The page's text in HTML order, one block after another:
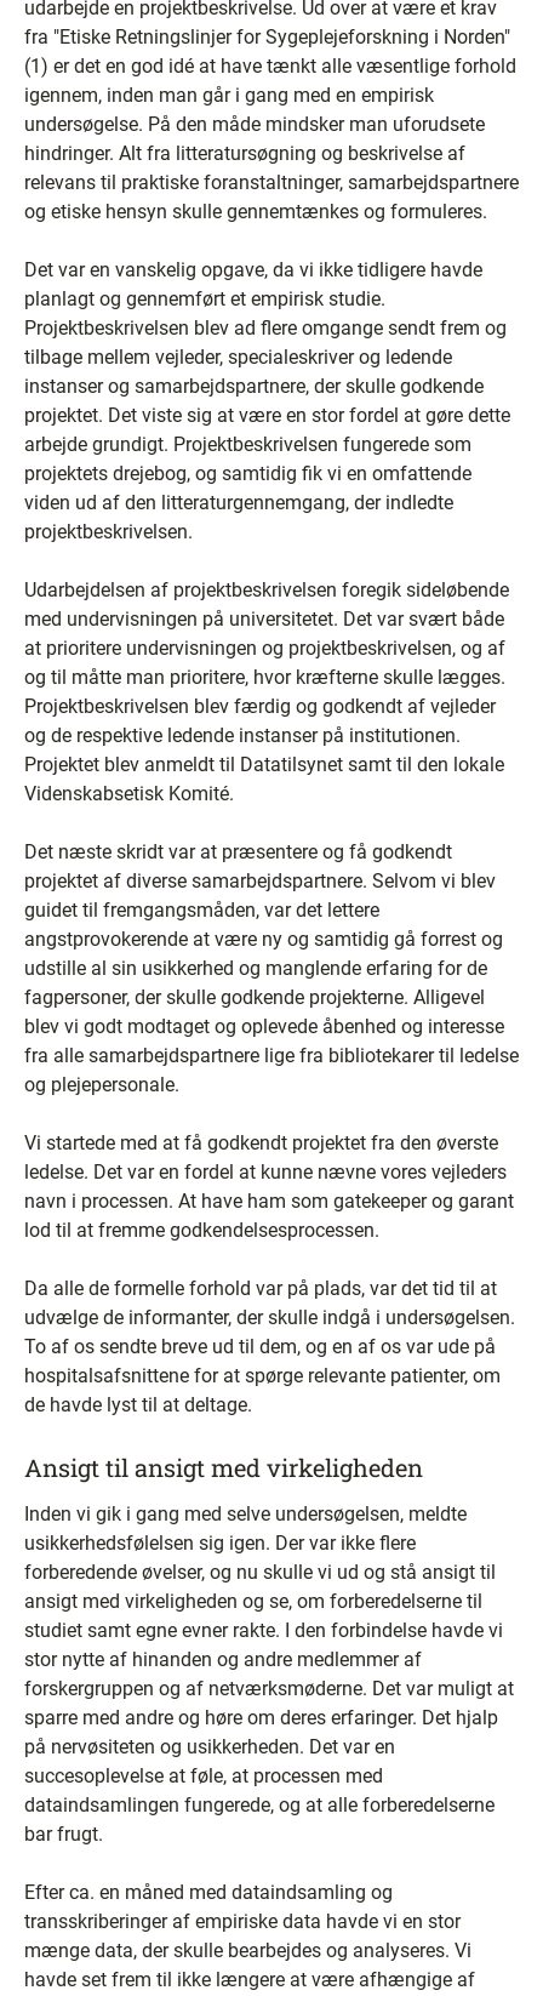
udarbejde en projektbeskrivelse. Ud over at være et krav
fra "Etiske Retningslinjer for Sygeplejeforskning i Norden"
(1) er det en god idé at have tænkt alle væsentlige forhold
igennem, inden man går i gang med en empirisk
undersøgelse. På den måde mindsker man uforudsete
hindringer. Alt fra litteratursøgning og beskrivelse af
relevans til praktiske foranstaltninger, samarbejdspartnere
og etiske hensyn skulle gennemtænkes og formuleres.
Det var en vanskelig opgave, da vi ikke tidligere havde
planlagt og gennemført et empirisk studie.
Projektbeskrivelsen blev ad flere omgange sendt frem og
tilbage mellem vejleder, specialeskriver og ledende
instanser og samarbejdspartnere, der skulle godkende
projektet. Det viste sig at være en stor fordel at gøre dette
arbejde grundigt. Projektbeskrivelsen fungerede som
projektets drejebog, og samtidig fik vi en omfattende
viden ud af den litteraturgennemgang, der indledte
projektbeskrivelsen.
Udarbejdelsen af projektbeskrivelsen foregik sideløbende
med undervisningen på universitetet. Det var svært både
at prioritere undervisningen og projektbeskrivelsen, og af
og til måtte man prioritere, hvor kræfterne skulle lægges.
Projektbeskrivelsen blev færdig og godkendt af vejleder
og de respektive ledende instanser på institutionen.
Projektet blev anmeldt til Datatilsynet samt til den lokale
Videnskabsetisk Komité.
Det næste skridt var at præsentere og få godkendt
projektet af diverse samarbejdspartnere. Selvom vi blev
guidet til fremgangsmåden, var det lettere
angstprovokerende at være ny og samtidig gå forrest og
udstille al sin usikkerhed og manglende erfaring for de
fagpersoner, der skulle godkende projekterne. Alligevel
blev vi godt modtaget og oplevede åbenhed og interesse
fra alle samarbejdspartnere lige fra bibliotekarer til ledelse
og plejepersonale.
Vi startede med at få godkendt projektet fra den øverste
ledelse. Det var en fordel at kunne nævne vores vejleders
navn i processen. At have ham som gatekeeper og garant
lod til at fremme godkendelsesprocessen.
Da alle de formelle forhold var på plads, var det tid til at
udvælge de informanter, der skulle indgå i undersøgelsen.
To af os sendte breve ud til dem, og en af os var ude på
hospitalsafsnittene for at spørge relevante patienter, om
de havde lyst til at deltage.
Ansigt til ansigt med virkeligheden
Inden vi gik i gang med selve undersøgelsen, meldte
usikkerhedsfølelsen sig igen. Der var ikke flere
forberedende øvelser, og nu skulle vi ud og stå ansigt til
ansigt med virkeligheden og se, om forberedelserne til
studiet samt egne evner rakte. I den forbindelse havde vi
stor nytte af hinanden og andre medlemmer af
forskergruppen og af netværksmøderne. Det var muligt at
sparre med andre og høre om deres erfaringer. Det hjalp
på nervøsiteten og usikkerheden. Det var en
succesoplevelse at føle, at processen med
dataindsamlingen fungerede, og at alle forberedelserne
bar frugt.
Efter ca. en måned med dataindsamling og
transskriberinger af empiriske data havde vi en stor
mænge data, der skulle bearbejdes og analyseres. Vi
havde set frem til ikke længere at være afhængige af